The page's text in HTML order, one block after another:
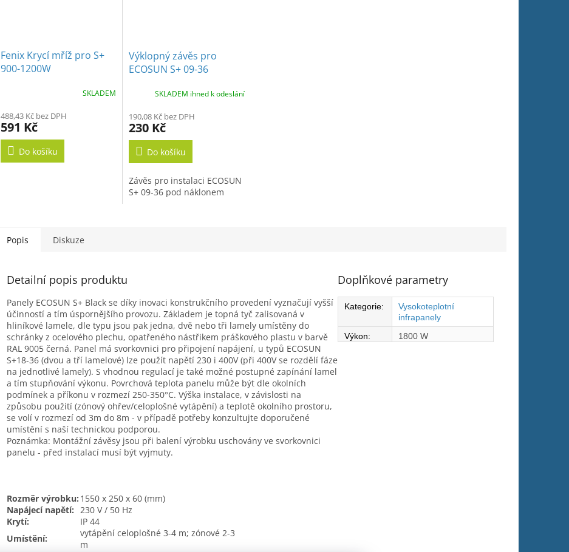
Fenix Krycí mříž pro S+
900-1200W
SKLADEM
488,43 Kč bez DPH
591 Kč
Do košíku
Výklopný závěs pro
ECOSUN S+ 09-36
SKLADEM ihned k odeslání
190,08 Kč bez DPH
230 Kč
Do košíku
Závěs pro instalaci ECOSUN
S+ 09-36 pod náklonem
Popis Diskuze
Detailní popis produktu
Panely ECOSUN S+ Black se díky inovaci konstrukčního provedení vyznačují vyšší
účinností a tím úspornějšího provozu. Základem je topná tyč zalisovaná v
hliníkové lamele, dle typu jsou pak jedna, dvě nebo tři lamely umístěny do
schránky z ocelového plechu, opatřeného nástřikem práškového plastu v barvě
RAL 9005 černá. Panel má svorkovnici pro připojení napájení, u typů ECOSUN
S+18-36 (dvou a tří lamelové) lze použít napětí 230 i 400V (při 400V se rozdělí fáze
na jednotlivé lamely). S vhodnou regulací je také možné postupné zapínání lamel
a tím stupňování výkonu. Povrchová teplota panelu může být dle okolních
podmínek a příkonu v rozmezí 250-350°C. Výška instalace, v závislosti na
způsobu použití (zónový ohřev/celoplošné vytápění) a teplotě okolního prostoru,
se volí v rozmezí od 3m do 8m - v případě potřeby konzultujte doporučené
umístění s naší technickou podporou.
Poznámka: Montážní závěsy jsou při balení výrobku uschovány ve svorkovnici
panelu - před instalací musí být vyjmuty.
Rozměr výrobku: 1550 x 250 x 60 (mm)
Napájecí napětí: 230 V / 50 Hz
Krytí:
IP 44
Umístění:
vytápění celoplošné 3-4 m; zónové 2-3
m
Doplňkové parametry
Kategorie:
Vysokoteplotní
infrapanely
Výkon: 1800 W